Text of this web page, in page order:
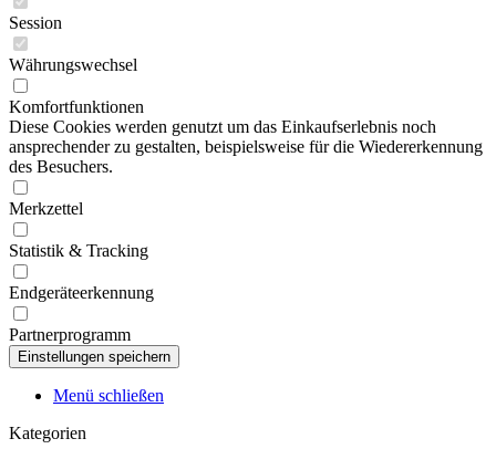
Session
Währungswechsel
Komfortfunktionen
Diese Cookies werden genutzt um das Einkaufserlebnis noch
ansprechender zu gestalten, beispielsweise für die Wiedererkennung
des Besuchers.
Merkzettel
Statistik & Tracking
Endgeräteerkennung
Partnerprogramm
Menü schließen
Kategorien